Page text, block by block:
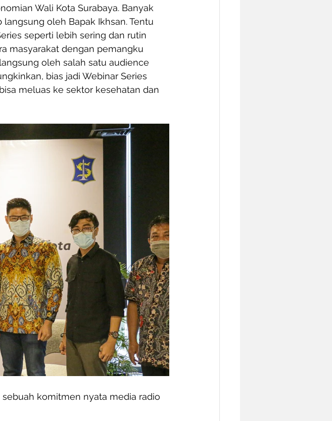
Wali Kota Surabaya. Banyak
oleh Bapak Ikhsan. Tentu
seperti lebih sering dan rutin
masyarakat dengan pemangku
oleh salah satu audience
bias jadi Webinar Series
meluas ke sektor kesehatan dan
komitmen nyata media radio